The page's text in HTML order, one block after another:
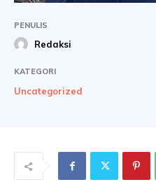
PENULIS
Redaksi
KATEGORI
Uncategorized